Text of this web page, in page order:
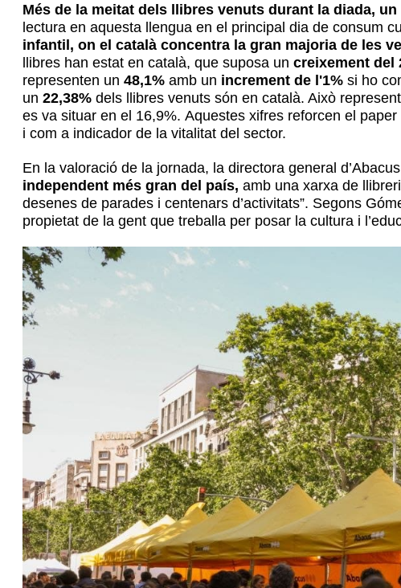
Més de la meitat dels llibres venuts durant la diada, un
lectura en aquesta llengua en el principal dia de consum
infantil, on el català concentra la gran majoria de les
llibres han estat en català, que suposa un creixement del
representen un 48,1% amb un increment de l'1% si ho
un 22,38% dels llibres venuts són en català. Això
es va situar en el 16,9%. Aquestes xifres reforcen el
i com a indicador de la vitalitat del sector.
En la valoració de la jornada, la directora general
independent més gran del país, amb una xarxa de
desenes de parades i centenars d’activitats”. Segons
propietat de la gent que treballa per posar la cultura i